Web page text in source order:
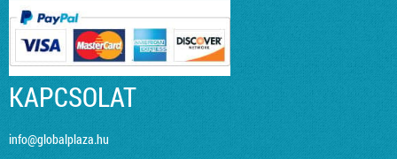
KAPCSOLAT
info@globalplaza.hu